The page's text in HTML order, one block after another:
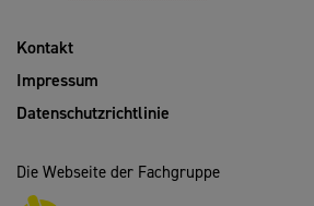
Kontakt
Impressum
Datenschutzrichtlinie
Die Webseite der Fachgruppe